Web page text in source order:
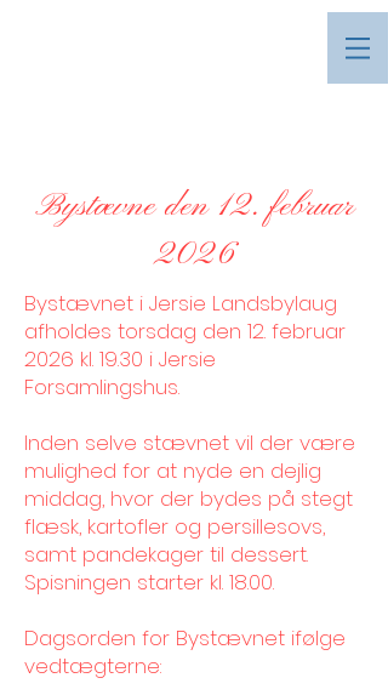
Bystævne den 12. februar
2026
Bystævnet i Jersie Landsbylaug
afholdes torsdag den 12. februar
2026 kl. 19.30 i Jersie
Forsamlingshus.
Inden selve stævnet vil der være
mulighed for at nyde en dejlig
middag, hvor der bydes på stegt
flæsk, kartofler og persillesovs,
samt pandekager til dessert.
Spisningen starter kl. 18.00.
Dagsorden for Bystævnet ifølge
vedtægterne: